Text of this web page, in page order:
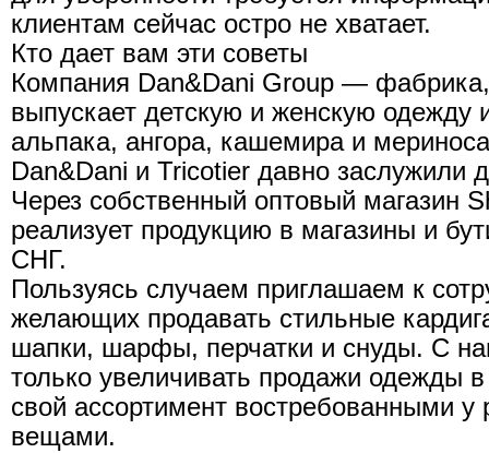
клиентам сейчас остро не хватает.
Кто дает вам эти советы
Компания Dan&Dani Group — фабрика,
выпускает детскую и женскую одежду
альпака, ангора, кашемира и
Dan&Dani и Tricotier давно заслужили
Через собственный оптовый магазин
реализует продукцию в магазины и
СНГ.
Пользуясь случаем приглашаем к
желающих продавать стильные
шапки, шарфы, перчатки и снуды. С
только увеличивать продажи одежды
свой ассортимент востребованными у
вещами.